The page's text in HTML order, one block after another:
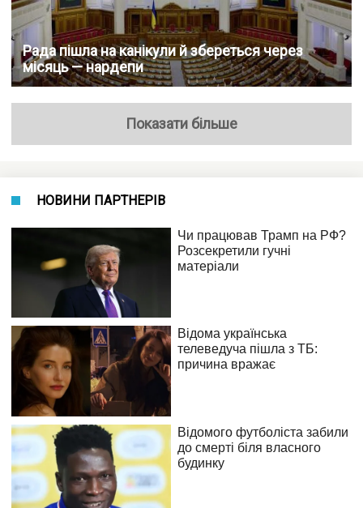
Рада пішла на канікули й збереться через
місяць — нардепи
Показати більше
НОВИНИ ПАРТНЕРІВ